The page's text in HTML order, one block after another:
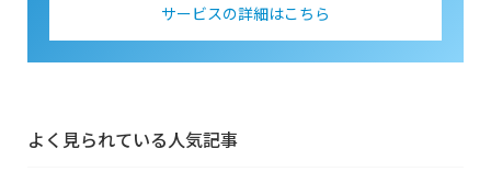
サービスの詳細はこちら
よく見られている人気記事